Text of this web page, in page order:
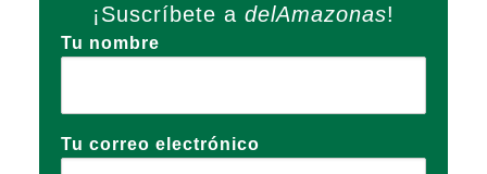
¡Suscríbete a delAmazonas!
Tu nombre
Tu correo electrónico